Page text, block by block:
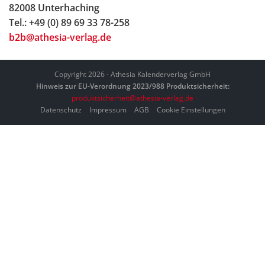
82008 Unterhaching
Tel.: +49 (0) 89 69 33 78-258
b2b@athesia-verlag.de
Copyright 2026 - Athesia Kalenderverlag GmbH
Hinweis zur EU-Verordnung 2023/988 Produktsicherheit:
produktsicherheit@athesia-verlag.de
Datenschutz
Impressum AGB Cookie Einstellungen